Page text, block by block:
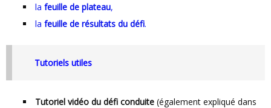
la feuille de plateau,
la feuille de résultats du défi.
Tutoriels utiles
Tutoriel vidéo du défi conduite (également expliqué dans